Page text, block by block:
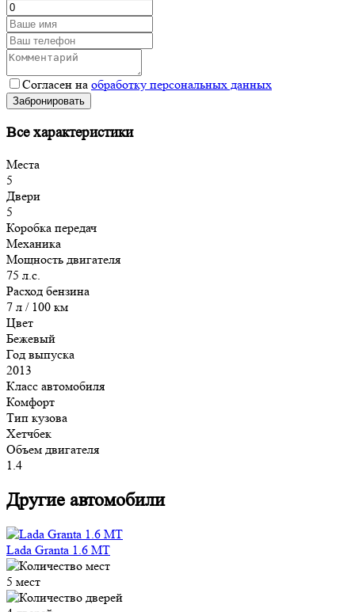
Согласен на обработку персональных данных
Забронировать
Все характеристики
Места
5
Двери
5
Коробка передач
Механика
Мощность двигателя
75 л.с.
Расход бензина
7 л / 100 км
Цвет
Бежевый
Год выпуска
2013
Класс автомобиля
Комфорт
Тип кузова
Хетчбек
Объем двигателя
1.4
Другие автомобили
Lada Granta 1.6 MT
5 мест